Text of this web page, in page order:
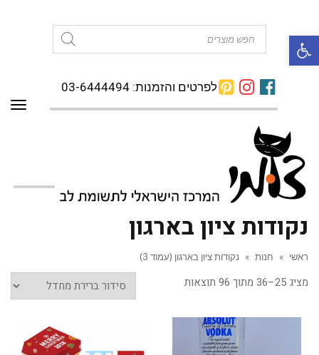
פתח סרגל נגישות
לפרטים והזמנות: 03-6444494
נקודות ציון בארגון
ראשי » חנות » נקודות ציון בארגון (עמוד 3)
מציג 25–36 מתוך 96 תוצאות